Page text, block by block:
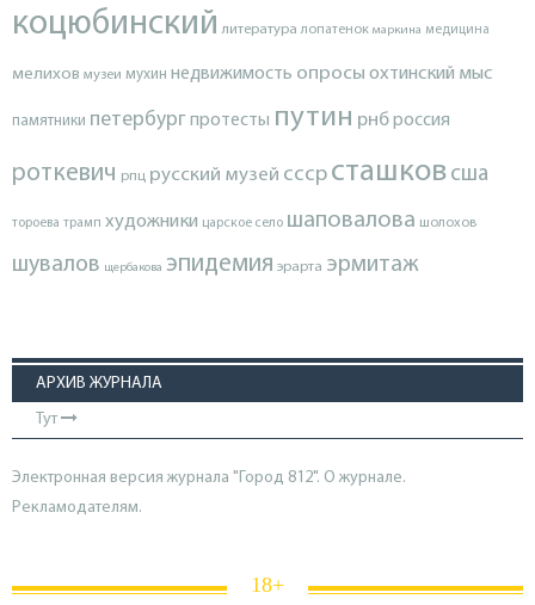
коцюбинский литература лопатенок маркина медицина
мелихов музеи мухин недвижимость опросы охтинский мыс
памятники петербургпротесты путин рнброссия
роткевич рпц русский музей ссср сташков сша
тороева трамп художники царское село шаповалова шолохов
шувалов щербакова эпидемия эрарта эрмитаж
АРХИВ ЖУРНАЛА
Тут
Электронная версия журнала "Город 812". О журнале.
Рекламодателям.
18+